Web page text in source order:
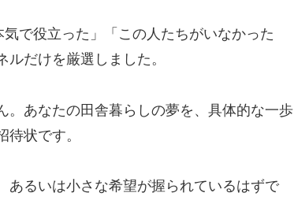
で役立った」「この人たちがいなかった
だけを厳選しました。
。あなたの田舎暮らしの夢を、具体的な一歩
状です。
あるいは小さな希望が握られているはずで